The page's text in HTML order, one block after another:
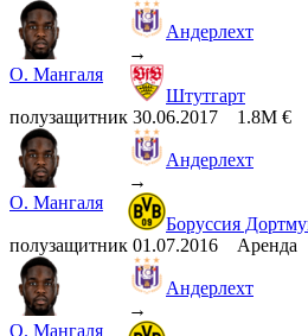
О. Мангаля
полузащитник
Андерлехт
→
Штутгарт
30.06.2017 1.8M €
О. Мангаля
полузащитник
Андерлехт
→
Боруссия
01.07.2016 Аренда
О. Мангаля
Андерлехт
→